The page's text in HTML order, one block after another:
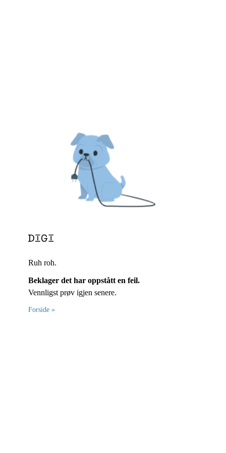
Ruh roh.
Beklager det har oppstått en feil.
Vennligst prøv igjen senere.
Forside »